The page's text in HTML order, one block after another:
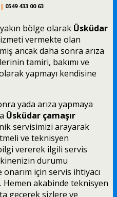
| 0549 433 00 63
bölge olarak Üsküdar
vermekte olan
ancak daha sonra arıza
tamiri, bakımı ve
yapmayı kendisine
yada arıza yapmaya
Üsküdar çamaşır
servisimizi arayarak
ve teknisyen
vererek ilgili servis
durumu
için servis ihtiyacı
Hemen akabinde teknisyen
geçerek sizlere ve